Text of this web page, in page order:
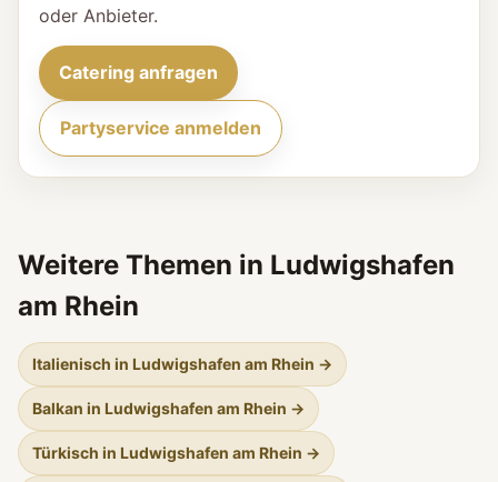
oder Anbieter.
Catering anfragen
Partyservice anmelden
Weitere Themen in Ludwigshafen
am Rhein
Italienisch in Ludwigshafen am Rhein →
Balkan in Ludwigshafen am Rhein →
Türkisch in Ludwigshafen am Rhein →